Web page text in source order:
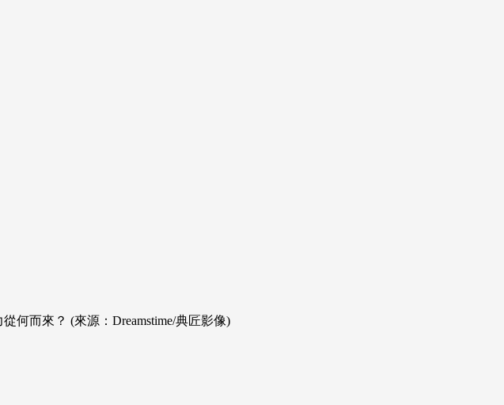
何而來？ (來源：Dreamstime/典匠影像)